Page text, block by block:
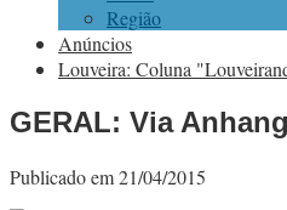
Região
Anúncios
Louveira: Coluna
GERAL: Via
Publicado em 21/04/2015